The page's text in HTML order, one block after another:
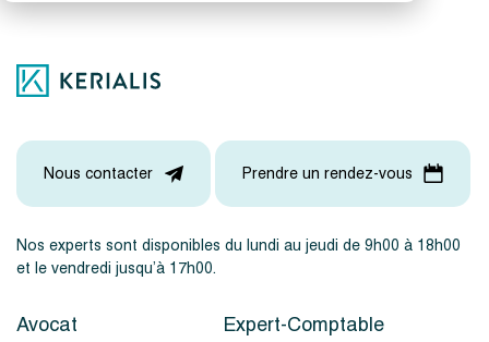
Nos experts sont disponibles du lundi au jeudi de 9h00 à 18h00
et le vendredi jusqu’à 17h00.
Nous contacter Prendre un rendez-vous
Avocat Expert-Comptable